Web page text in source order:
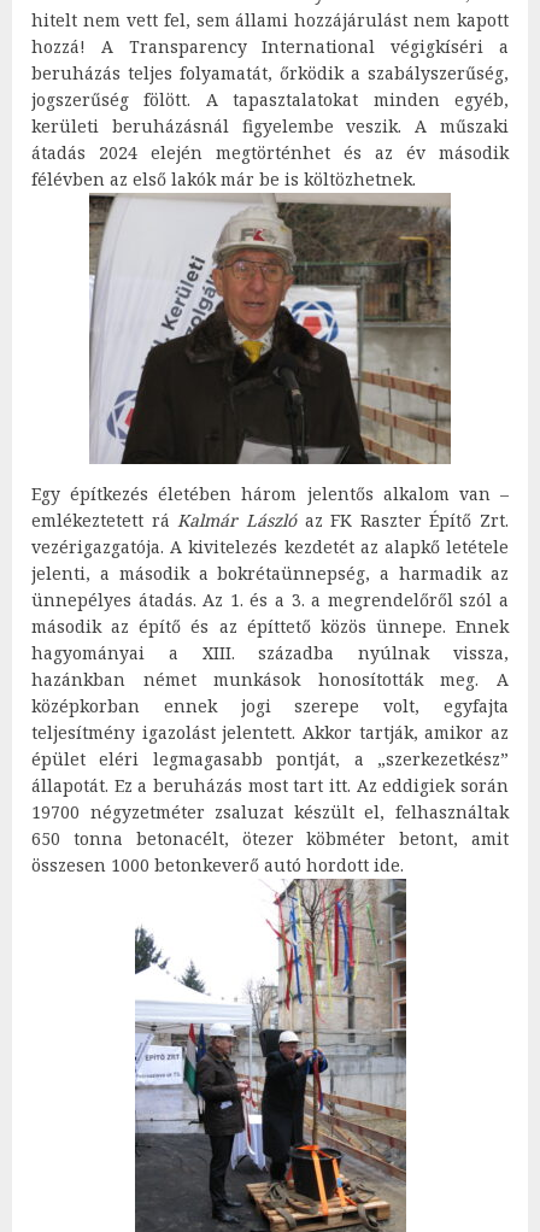
hitelt nem vett fel, sem állami hozzájárulást nem kapott
hozzá! A Transparency International végigkíséri a
beruházás teljes folyamatát, őrködik a szabályszerűség,
jogszerűség fölött. A tapasztalatokat minden egyéb,
kerületi beruházásnál figyelembe veszik. A műszaki
átadás 2024 elején megtörténhet és az év második
félévben az első lakók már be is költözhetnek.
Egy építkezés életében három jelentős alkalom van –
emlékeztetett rá Kalmár Lászlóaz FK Raszter Építő Zrt.
vezérigazgatója. A kivitelezés kezdetét az alapkő letétele
jelenti, a második a bokrétaünnepség, a harmadik az
ünnepélyes átadás. Az 1. és a 3. a megrendelőről szól a
második az építő és az építtető közös ünnepe. Ennek
hagyományai a XIII. századba nyúlnak vissza,
hazánkban német munkások honosították meg. A
középkorban ennek jogi szerepe volt, egyfajta
teljesítmény igazolást jelentett. Akkor tartják, amikor az
épület eléri legmagasabb pontját, a „szerkezetkész”
állapotát. Ez a beruházás most tart itt. Az eddigiek során
19700 négyzetméter zsaluzat készült el, felhasználtak
650 tonna betonacélt, ötezer köbméter betont, amit
összesen 1000 betonkeverő autó hordott ide.